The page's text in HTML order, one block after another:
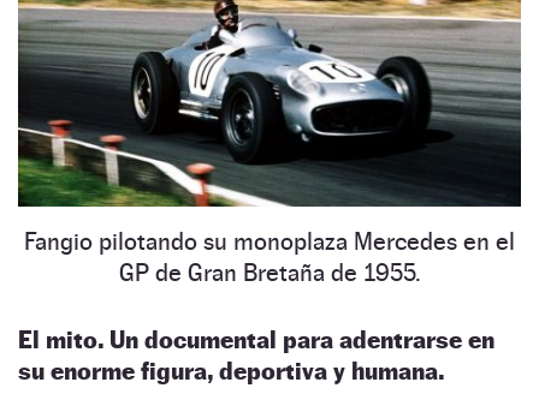
Fangio pilotando su monoplaza Mercedes en el
GP de Gran Bretaña de 1955.
El mito. Un documental para adentrarse en
su enorme figura, deportiva y humana.